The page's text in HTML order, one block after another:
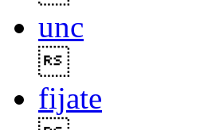
unc
fijate